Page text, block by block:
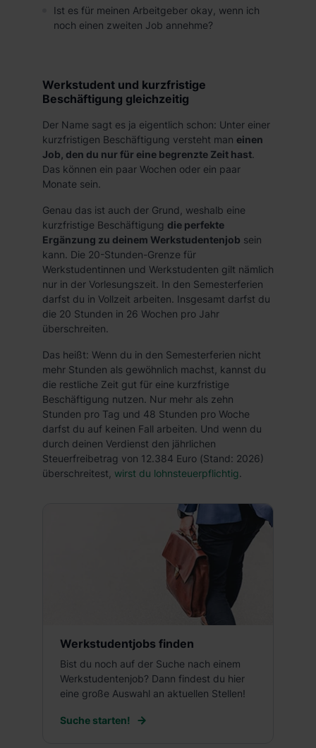
Ist es für meinen Arbeitgeber okay, wenn ich
noch einen zweiten Job annehme?
Werkstudent und kurzfristige
Beschäftigung gleichzeitig
Der Name sagt es ja eigentlich schon: Unter einer
kurzfristigen Beschäftigung versteht man einen
Job, den du nur für eine begrenzte Zeit hast.
Das können ein paar Wochen oder ein paar
Monate sein.
Genau das ist auch der Grund, weshalb eine
kurzfristige Beschäftigung die perfekte
Ergänzung zu deinem Werkstudentenjob sein
kann. Die 20-Stunden-Grenze für
Werkstudentinnen und Werkstudenten gilt nämlich
nur in der Vorlesungszeit. In den Semesterferien
darfst du in Vollzeit arbeiten. Insgesamt darfst du
die 20 Stunden in 26 Wochen pro Jahr
überschreiten.
Das heißt: Wenn du in den Semesterferien nicht
mehr Stunden als gewöhnlich machst, kannst du
die restliche Zeit gut für eine kurzfristige
Beschäftigung nutzen. Nur mehr als zehn
Stunden pro Tag und 48 Stunden pro Woche
darfst du auf keinen Fall arbeiten. Und wenn du
durch deinen Verdienst den jährlichen
Steuerfreibetrag von 12.384 Euro (Stand: 2026)
überschreitest, wirst du lohnsteuerpflichtig.
Werkstudentjobs finden
Bist du noch auf der Suche nach einem
Werkstudentenjob? Dann findest du hier
eine große Auswahl an aktuellen Stellen!
Suche starten!